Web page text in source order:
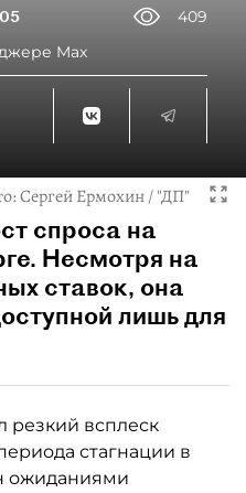
409
Max
Сергей Ермохин / "ДП"
спроса на
Несмотря на
ставок, она
лишь для
резкий всплеск
стагнации в
ожиданиями